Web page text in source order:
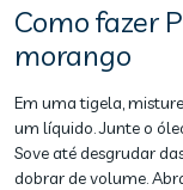
Como fazer
morango
Em uma tigela,
um líquido. Junte o
Sove até desgrudar
dobrar de volume.